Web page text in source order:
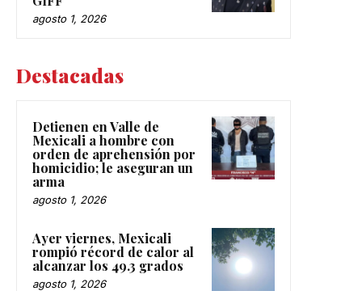
agosto 1, 2026
Destacadas
Detienen en Valle de
Mexicali a hombre con
orden de aprehensión por
homicidio; le aseguran un
arma
agosto 1, 2026
Ayer viernes, Mexicali
rompió récord de calor al
alcanzar los 49.3 grados
agosto 1, 2026